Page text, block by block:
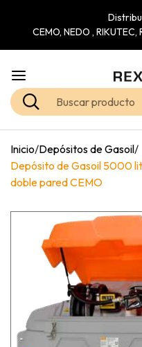
CEMO, NEDO , RIKUTEC,
Inicio/Depósitos de Gasoil/
Depósito de Gasoil 5000
doble pared CEMO